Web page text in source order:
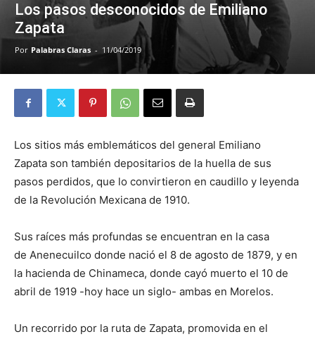
Los pasos desconocidos de Emiliano
Zapata
Por Palabras Claras - 11/04/2019
Los sitios más emblemáticos del general Emiliano
Zapata son también depositarios de la huella de sus
pasos perdidos, que lo convirtieron en caudillo y leyenda
de la Revolución Mexicana de 1910.
Sus raíces más profundas se encuentran en la casa
de Anenecuilco donde nació el 8 de agosto de 1879, y en
la hacienda de Chinameca, donde cayó muerto el 10 de
abril de 1919 -hoy hace un siglo- ambas en Morelos.
Un recorrido por la ruta de Zapata, promovida en el